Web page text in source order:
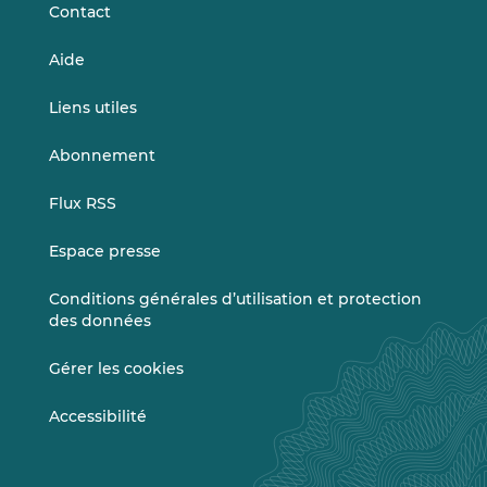
Contact
Aide
Liens utiles
Abonnement
Flux RSS
Espace presse
Conditions générales d’utilisation et protection
des données
Gérer les cookies
Accessibilité